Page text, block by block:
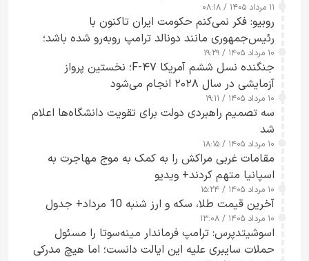
۱۱ مرداد ۱۴۰۵ / ۰۸:۱۸
روبیو: فکر نمی‌کنم حکومت ایران تاکنون با
رئیس‌جمهوری مانند دونالد ترامپ روبه‌رو شده باشد؛
کسی که واقعاً دست به اقدام می‌زند
۱۰ مرداد ۱۴۰۵ / ۱۹:۲۹
جنگنده نسل ششم آمریکا F-۴۷؛ نخستین پرواز
آزمایشی در سال ۲۰۲۸ انجام می‌شود
۱۰ مرداد ۱۴۰۵ / ۱۹:۱۱
سه تصمیم راهبردی دولت برای تقویت دانشگاه‌ها اعلام
شد
۱۰ مرداد ۱۴۰۵ / ۱۸:۱۵
مقامات غربی مراکش را به کمک به موج مهاجرت به
اسپانیا متهم کردند+ ویدیو
۱۰ مرداد ۱۴۰۵ / ۱۵:۲۴
آخرین قیمت طلا، سکه و ارز شنبه 10 مرداد+ جدول
۱۰ مرداد ۱۴۰۵ / ۱۳:۰۸
اسوشیتدپرس: ترامپ فرماندار مینه‌سوتا را مسئول
حملات سایبری علیه این ایالت دانست؛ اما هیچ مدرکی